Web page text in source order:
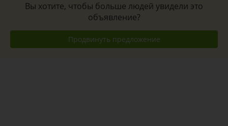
Вы хотите, чтобы больше людей увидели это
объявление?
Продвинуть предложение